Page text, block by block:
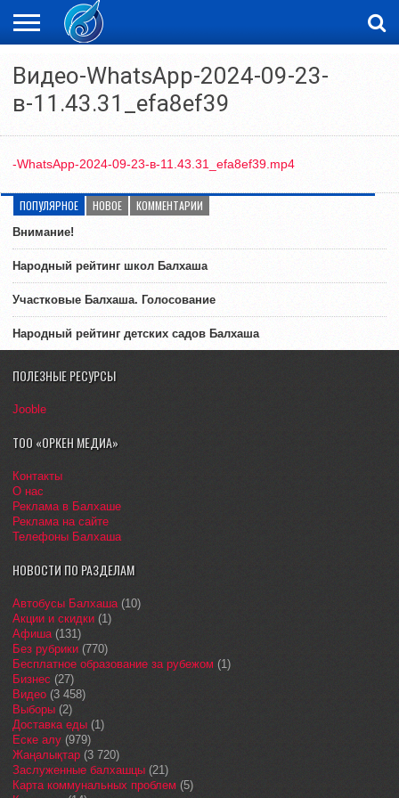
ЖАҢАЛЫҚТАР
НОВОСТИ
ВИДЕО
ФОТОРЕПОРТАЖИ
ОРКЕН
LIVETV
Видео-WhatsApp-2024-09-23-
в-11.43.31_efa8ef39
-WhatsApp-2024-09-23-в-11.43.31_efa8ef39.mp4
ПОПУЛЯРНОЕ НОВОЕ КОММЕНТАРИИ
Внимание!
Народный рейтинг школ Балхаша
Участковые Балхаша. Голосование
Народный рейтинг детских садов Балхаша
ПОЛЕЗНЫЕ РЕСУРСЫ
Jooble
ТОО «ОРКЕН МЕДИА»
Контакты
О нас
Реклама в Балхаше
Реклама на сайте
Телефоны Балхаша
НОВОСТИ ПО РАЗДЕЛАМ
Автобусы Балхаша(10)
Акции и скидки (1)
Афиша(131)
Без рубрики (770)
Бесплатное образование за рубежом (1)
Бизнес (27)
Видео (3 458)
Выборы (2)
Доставка еды (1)
Еске алу (979)
Жаңалықтар (3 720)
Заслуженные балхашцы (21)
Карта коммунальных проблем (5)